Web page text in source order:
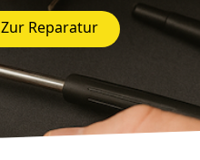
Zur Reparatur